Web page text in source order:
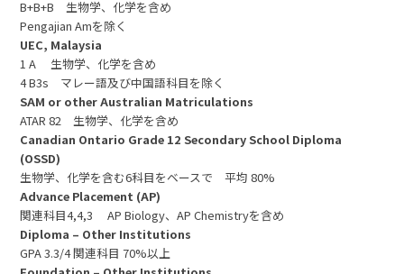
B+B+B 生物学、化学を含め
Pengajian Amを除く
UEC, Malaysia
1 A 生物学、化学を含め
4 B3s マレー語及び中国語科目を除く
SAM or other Australian Matriculations
ATAR 82 生物学、化学を含め
Canadian Ontario Grade 12 Secondary School Diploma
(OSSD)
生物学、化学を含む6科目をベースで 平均 80%
Advance Placement (AP)
関連科目4,4,3 AP Biology、AP Chemistryを含め
Diploma – Other Institutions
GPA 3.3/4 関連科目 70%以上